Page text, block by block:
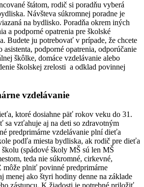
štátom, rodič si poradňu vyberá
Návšteva súkromnej poradne je
na bydlisko. Poradňa okrem iných
a podporné opatrenia pre školské
Budete ju potrebovať v prípade, že chcete
podporné opatrenia, odporúčanie
škôlke, domáce vzdelávanie alebo
školskej zrelosti a odklad povinnej
vzdelávanie
ktoré dosiahne päť rokov veku do 31.
sa vzťahuje aj na deti so zdravotným
predprimárne vzdelávanie plní dieťa
podľa miesta bydliska, ak rodič pre dieťa
(spádové školy MŠ sú len MŠ
teda nie súkromné, cirkevné,
môže plniť povinné predprimárne
menej ako štyri hodiny denne na základe
zástupcu. K žiadosti je potrebné priložiť